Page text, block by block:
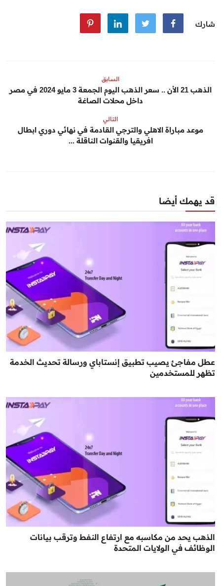
شارك
السابق
الذهب 21 الأن .. سعر الذهب اليوم الجمعة 3 مايو 2024 في مصر
داخل محلات الصاغة
التالي
موعد مباراة الاهلي والترجي القادمة في نهائي دوري ابطال
افريقيا والقنوات الناقلة ...
قد يهمك أيضا
عطل مفاجئ يصيب تطبيق إنستاباي ورسالة تحديث الخدمة
تظهر للمستخدمين
الذهب يحد من مكاسبه مع ارتفاع النفط وترقب بيانات
الوظائف في الولايات المتحدة